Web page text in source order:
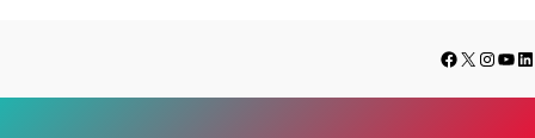
content
Facebook
X